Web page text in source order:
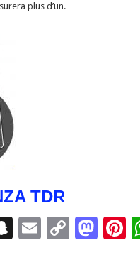
plus d’un.
TDR
S
E
C
M